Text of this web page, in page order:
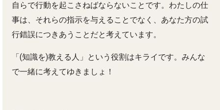
自らで行動を起こさねばならないことです。わたしの仕
事は、それらの指示を与えることでなく、あなた方の試
行錯誤につきあうことだと考えています。
「(知識を)教える人」という役割はキライです。みんな
で一緒に考えてゆきましょ！